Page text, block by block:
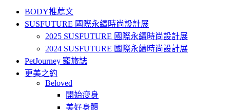
BODY推薦文
SUSFUTURE 國際永續時尚設計展
2025 SUSFUTURE 國際永續時尚設計展
2024 SUSFUTURE 國際永續時尚設計展
PetJourney 寵旅誌
更美之約
Beloved
開始瘦身
美好身體